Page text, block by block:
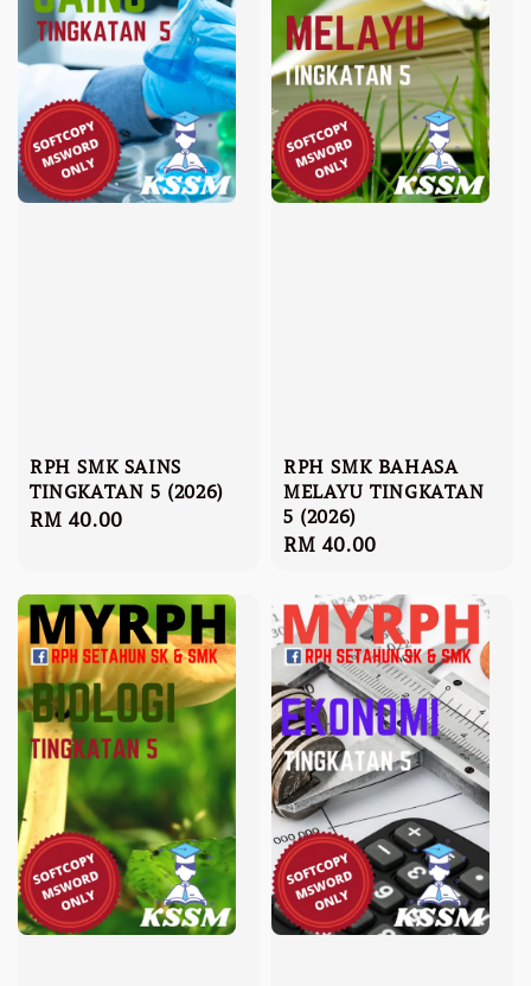
RPH SMK SAINS
TINGKATAN 5 (2026)
Regular
RM 40.00
RPH SMK BAHASA
MELAYU TINGKATAN
5 (2026)
Regular
RM 40.00